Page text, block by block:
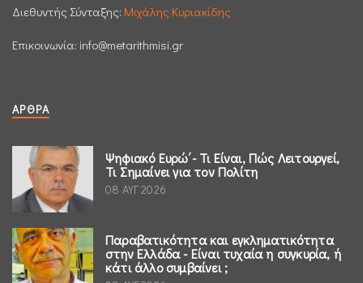
Διεθυντής Σύνταξης: Μιχάλης Κυριακίδης
Επικοινωνία: info@metarithmisi.gr
ΆΡΘΡΑ
Ψηφιακό Ευρώ΄- Τι Είναι, Πώς Λειτουργεί,
Τι Σημαίνει για τον Πολίτη
08 ΑΥΓ 2026
Παραβατικότητα και εγκληματικότητα
στην Ελλάδα - Είναι τυχαία η συγκυρία, ή
κάτι άλλο συμβαίνει ;